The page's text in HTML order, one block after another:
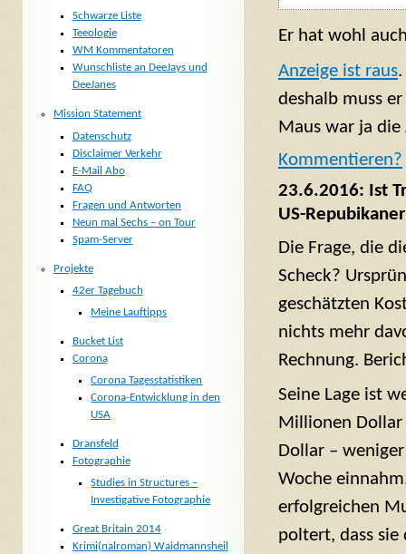
Er hat wohl
Anzeige ist raus
deshalb muss
Maus war ja die
Kommentieren?
23.6.2016: Ist
US-
Die Frage, die
Scheck?
geschätzten
nichts mehr
Rechnung.
Seine Lage ist
Millionen Dollar
Dollar –
Woche
erfolgreichen
poltert, dass sie
Schwarze Liste
Teeologie
WM Kommentatoren
Wunschliste an DeeJays und
DeeJanes
Mission Statement
Datenschutz
Disclaimer Verkehr
E-Mail Abo
FAQ
Fragen und Antworten
Neun mal Sechs – on Tour
Spam-Server
Projekte
42er Tagebuch
Meine Lauftipps
Bucket List
Corona
Corona Tagesstatistiken
Corona-Entwicklung in den
USA
Dransfeld
Fotographie
Studies in Structures –
Investigative Fotographie
Great Britain 2014
Krimi(nalroman) Waidmannsheil